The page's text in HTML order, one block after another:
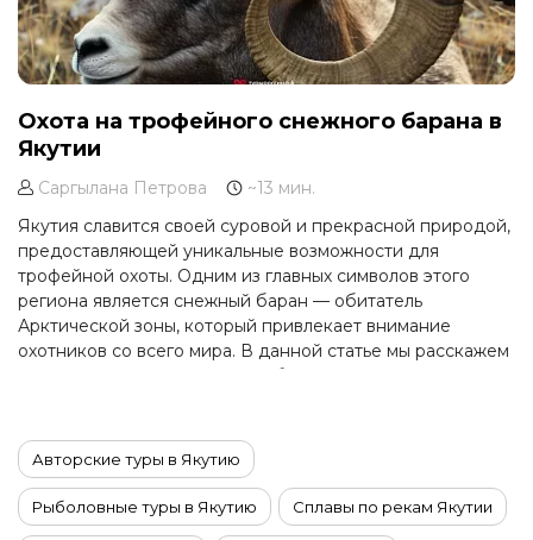
Охота на трофейного снежного барана в
Якутии
Саргылана Петрова
~13 мин.
Якутия славится своей суровой и прекрасной природой,
предоставляющей уникальные возможности для
трофейной охоты. Одним из главных символов этого
региона является снежный баран — обитатель
Арктической зоны, который привлекает внимание
охотников со всего мира. В данной статье мы расскажем
о жизни этого животного, особенностях охоты на него
Авторские туры в Якутию
Рыболовные туры в Якутию Сплавы по рекам Якутии